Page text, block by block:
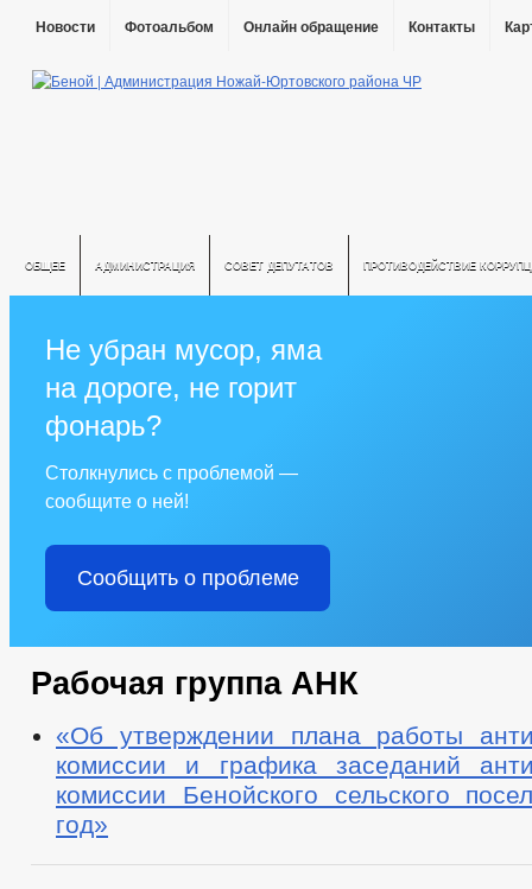
Новости Фотоальбом Онлайн обращение Контакты
ОБЩЕЕ АДМИНИСТРАЦИЯ СОВЕТ ДЕПУТАТОВ ПРОТИВОДЕЙСТВИЕ
Не убран мусор, яма
на дороге, не горит
фонарь?
Столкнулись с проблемой —
сообщите о ней!
Сообщить о проблеме
Рабочая группа АНК
«Об утверждении плана работы
комиссии и графика заседаний
комиссии Бенойского сельского
год»